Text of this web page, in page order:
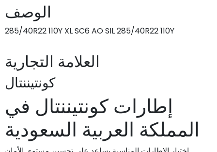
الوصف
285/40R22 110Y XL SC6 AO SIL 285/40R22 110Y
العلامة التجارية
كونتيننتال
إطارات كونتيننتال في
المملكة العربية السعودية